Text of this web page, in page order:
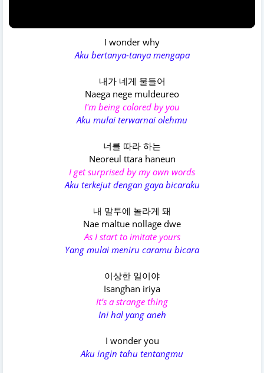
I wonder why
Aku bertanya-tanya mengapa
내가 네게 물들어
Naega nege muldeureo
I'm being colored by you
Aku mulai terwarnai olehmu
너를 따라 하는
Neoreul ttara haneun
I get surprised by my own words
Aku terkejut dengan gaya bicaraku
내 말투에 놀라게 돼
Nae maltue nollage dwe
As I start to imitate yours
Yang mulai meniru caramu bicara
이상한 일이야
Isanghan iriya
It’s a strange thing
Ini hal yang aneh
I wonder you
Aku ingin tahu tentangmu